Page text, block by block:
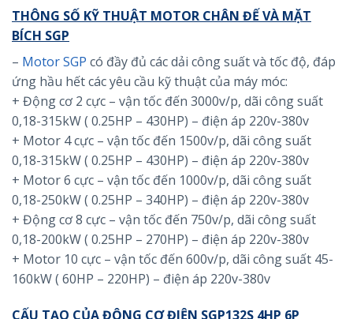
THÔNG SỐ KỸ THUẬT MOTOR CHÂN ĐẾ VÀ MẶT
BÍCH SGP
– Motor SGP có đầy đủ các dải công suất và tốc độ, đáp
ứng hầu hết các yêu cầu kỹ thuật của máy móc:
+ Động cơ 2 cực – vận tốc đến 3000v/p, dãi công suất
0,18-315kW ( 0.25HP – 430HP) – điện áp 220v-380v
+ Motor 4 cực – vận tốc đến 1500v/p, dãi công suất
0,18-315kW ( 0.25HP – 430HP) – điện áp 220v-380v
+ Motor 6 cực – vận tốc đến 1000v/p, dãi công suất
0,18-250kW ( 0.25HP – 340HP) – điện áp 220v-380v
+ Động cơ 8 cực – vận tốc đến 750v/p, dãi công suất
0,18-200kW ( 0.25HP – 270HP) – điện áp 220v-380v
+ Motor 10 cực – vận tốc đến 600v/p, dãi công suất 45-
160kW ( 60HP – 220HP) – điện áp 220v-380v
CẤU TẠO CỦA ĐỘNG CƠ ĐIỆN SGP132S 4HP 6P